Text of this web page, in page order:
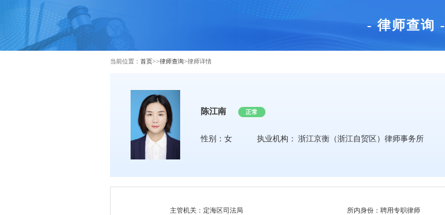
- 律师查询 -
当前位置： 首页>>律师查询>律师详情
陈江南 正常
性别：女 执业机构： 浙江京衡（浙江自贸区）律师事务所
主管机关：定海区司法局 所内身份：聘用专职律师